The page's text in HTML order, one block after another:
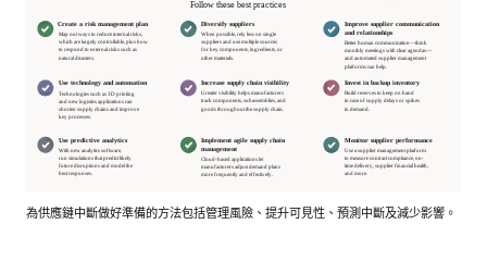
為供應鏈中斷做好準備的方法包括管理風險、提升可見性、預測中斷及減少影響。